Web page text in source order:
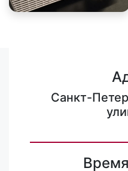
Санкт-